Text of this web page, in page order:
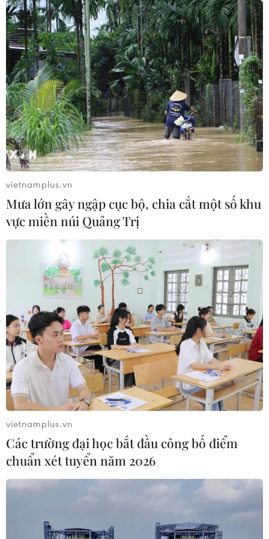
mại Việt Nam-Australia
08/08/2026 12:20
Mỹ chi hơn 2 tỷ USD thúc đẩy ngành
pin và khoáng sản nội địa
08/08/2026 08:16
Chủ sân Azteca lỗ hơn 47 triệu USD vì
World Cup 2026
08/08/2026 06:43
Dữ liệu việc làm Mỹ mở thêm dư địa
cho giá vàng trong tuần qua
08/08/2026 04:29
Thương mại Việt Nam-Australia
hướng tới những động lực tăng
trưởng mới
08/08/2026 03:29
Nghệ An: OCOP đã có thương hiệu,
vì sao nông sản vẫn lo đầu ra?
08/08/2026 03:28
mặt bằng Dự án Nhà máy điện gió
LIG-Hướng Hóa 1
vietnamplus.vn
Mưa lớn gây ngập cục bộ, chia cắt một số khu
vực miền núi Quảng Trị
vietnamplus.vn
Các trường đại học bắt đầu công bố điểm
chuẩn xét tuyển năm 2026